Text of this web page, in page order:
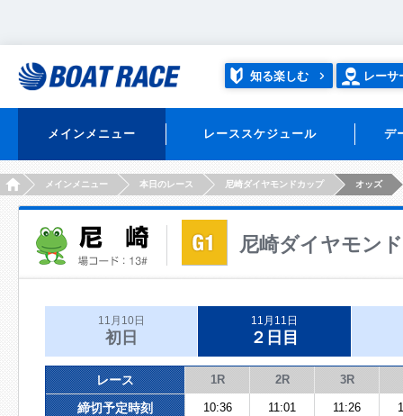
知る楽しむ レーサ
メインメニュー レーススケジュール デ
HOMEメインメニュー 本日のレース 尼崎ダイヤモンドカップ オッズ
尼崎ダイヤモン
11月10日
初日
11月11日
２日目
レース 1R 2R 3R
締切予定時刻 10:36 11:01 11:26